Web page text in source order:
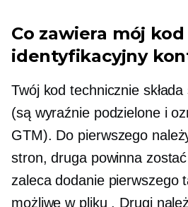
Co zawiera mój kod
identyfikacyjny
Twój kod technicznie
(są wyraźnie podzielone i
GTM). Do pierwszego
stron, druga powinna
zaleca dodanie pierwszego
możliwe w pliku . Drugi